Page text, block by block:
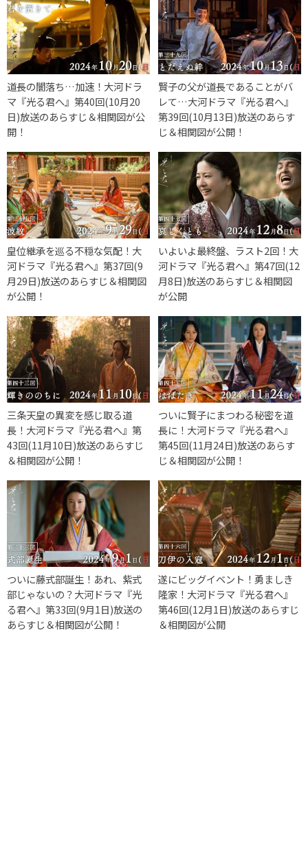
道長の闇落ち…加速！大河ドラ
マ『光る君へ』第40回(10月20
日)放送のあらすじ＆相関図が公
開！
賢子の父が道長であることがバ
レて…大河ドラマ『光る君へ』
第39回(10月13日)放送のあらす
じ＆相関図が公開！
皇位継承を巡る不穏な気配！大
河ドラマ『光る君へ』第37回(9
月29日)放送のあらすじ＆相関図
が公開！
いよいよ最終盤、ラスト2回！大
河ドラマ『光る君へ』第47回(12
月8日)放送のあらすじ＆相関図
が公開
三条天皇の異変を感じ取る道
長！大河ドラマ『光る君へ』第
43回(11月10日)放送のあらすじ
＆相関図が公開！
ついに賢子にまつわる秘密を道
長に！大河ドラマ『光る君へ』
第45回(11月24日)放送のあらす
じ＆相関図が公開！
ついに藤式部誕生！あれ、紫式
部じゃないの？大河ドラマ『光
る君へ』第33回(9月1日)放送の
あらすじ＆相関図が公開！
遂にビッグイベント！勇ましき
隆家！大河ドラマ『光る君へ』
第46回(12月1日)放送のあらすじ
＆相関図が公開